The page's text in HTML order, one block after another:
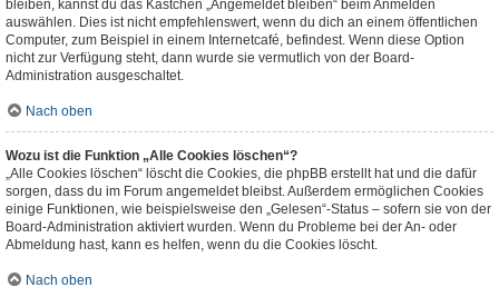
bleiben, kannst du das Kästchen „Angemeldet bleiben“ beim Anmelden
auswählen. Dies ist nicht empfehlenswert, wenn du dich an einem öffentlichen
Computer, zum Beispiel in einem Internetcafé, befindest. Wenn diese Option
nicht zur Verfügung steht, dann wurde sie vermutlich von der Board-
Administration ausgeschaltet.
Nach oben
Wozu ist die Funktion „Alle Cookies löschen“?
„Alle Cookies löschen“ löscht die Cookies, die phpBB erstellt hat und die dafür
sorgen, dass du im Forum angemeldet bleibst. Außerdem ermöglichen Cookies
einige Funktionen, wie beispielsweise den „Gelesen“-Status – sofern sie von der
Board-Administration aktiviert wurden. Wenn du Probleme bei der An- oder
Abmeldung hast, kann es helfen, wenn du die Cookies löscht.
Nach oben